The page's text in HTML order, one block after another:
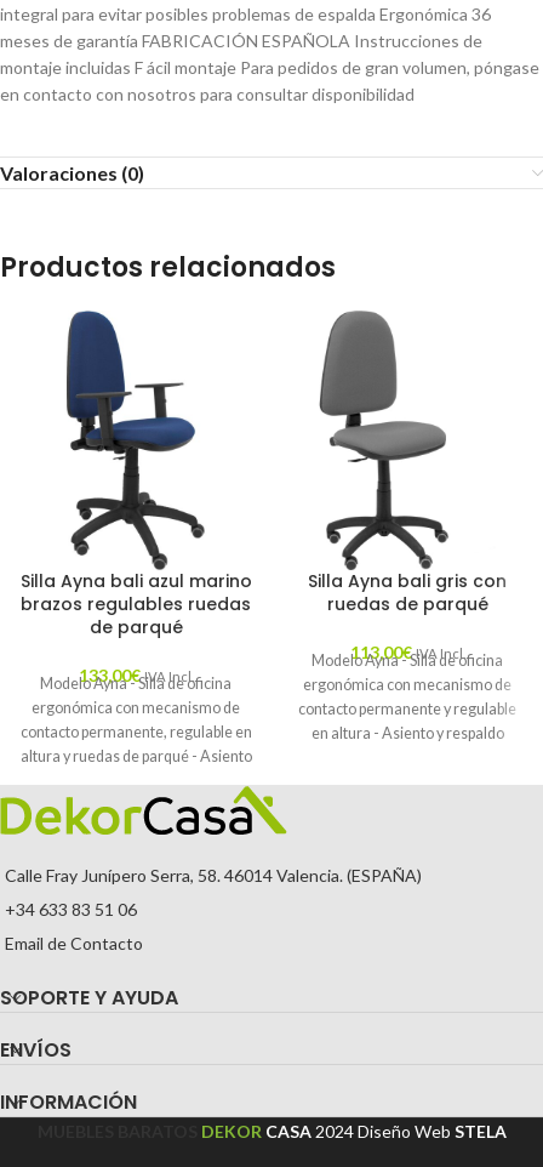
integral para evitar posibles problemas de espalda Ergonómica 36
meses de garantía FABRICACIÓN ESPAÑOLA Instrucciones de
montaje incluidas F ácil montaje Para pedidos de gran volumen, póngase
en contacto con nosotros para consultar disponibilidad
Valoraciones (0)
Productos relacionados
Silla Ayna bali azul marino
brazos regulables ruedas
de parqué
133,00€ IVA Incl.
Modelo Ayna - Silla de oficina
ergonómica con mecanismo de
contacto permanente, regulable en
altura y ruedas de parqué - Asiento
y respaldo tapizados en tejido BALI
color azul marino (BRAZOS
REGULABLES EN ALTURA)
Silla Ayna bali gris con
ruedas de parqué
113,00€ IVA Incl.
Modelo Ayna - Silla de oficina
ergonómica con mecanismo de
contacto permanente y regulable
en altura - Asiento y respaldo
ruedas de parqué
Calle Fray Junípero Serra, 58. 46014 Valencia. (ESPAÑA)
+34 633 83 51 06
Email de Contacto
SOPORTE Y AYUDA
ENVÍOS
INFORMACIÓN
DEKOR CASA 2024Diseño Web STELA